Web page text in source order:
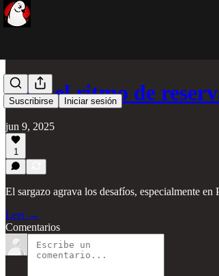
Suscribirse Iniciar sesión
Baja el ritmo de
jun 9, 2025
1
El sargazo agrava los desafíos, especialmente
Leer →
Comentarios